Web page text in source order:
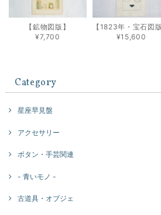
【鉱物図版】
¥7,700
【1823年・宝石図版
¥15,600
Category
星座早見盤
アクセサリー
ボタン・手芸関連
- 青いモノ -
古道具・オブジェ